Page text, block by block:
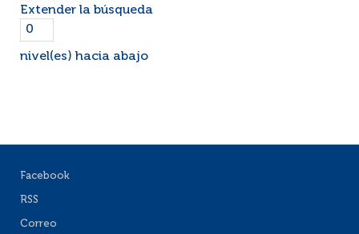
Extender la búsqueda
nivel(es) hacia abajo
Facebook
RSS
Correo